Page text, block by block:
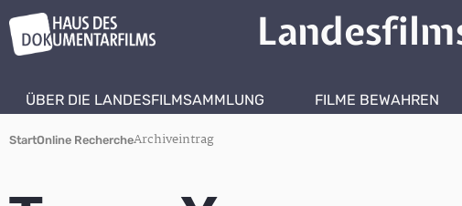
ÜBER DIE LANDESFILMSAMMLUNG FILME BEWAHREN
StartOnline RechercheArchiveintrag